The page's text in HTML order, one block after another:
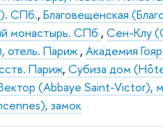
СПб.,Благовещенская
монастырь. СПб ,Сен-Клу
отель. Париж ,Академия
Париж,Субиза дом
(Abbaye Saint-Victor),
замок